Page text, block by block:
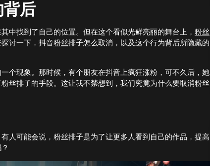
背后
中找到了自己的位置。但在这个看似光鲜亮丽的舞台上， 粉丝
讨一下，抖音粉丝排子怎么取消，以及这个行为背后所隐藏的
个现象。那时候，有个朋友在抖音上疯狂涨粉，可不久后，她
丝排子的手段。这让我不禁想到，我们究竟为什么要取消粉丝
人可能会说，粉丝排子是为了让更多人看到自己的作品，提高